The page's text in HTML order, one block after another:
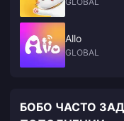
Allo
GLOBAL
БОБО ЧАСТО